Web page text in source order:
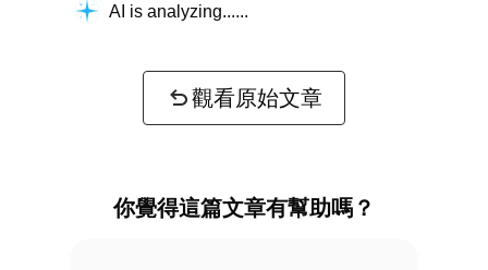
AI is analyzing...
觀看原始文章
你覺得這篇文章有幫助嗎？